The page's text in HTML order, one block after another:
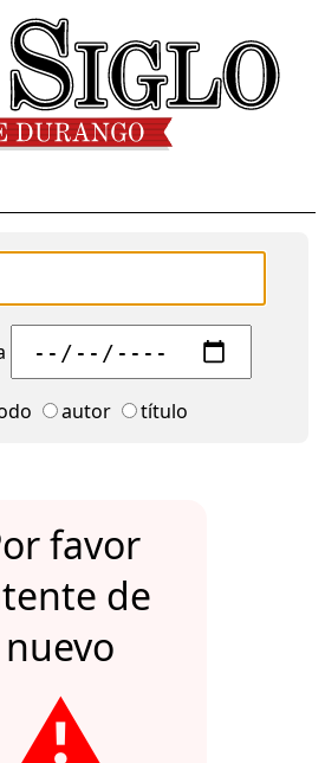
autor título
favor
de
nuevo
⚠️